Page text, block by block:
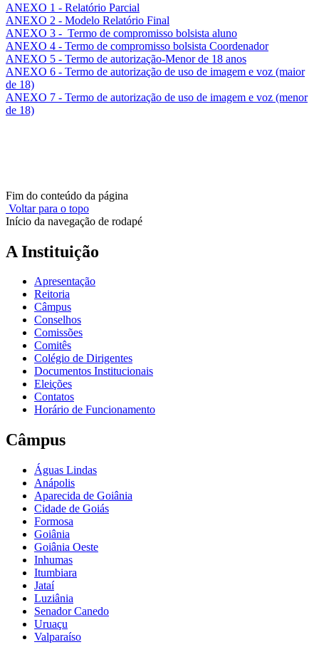
ANEXO 1 - Relatório Parcial
ANEXO 2 - Modelo Relatório Final
ANEXO 3 - Termo de compromisso bolsista aluno
ANEXO 4 - Termo de compromisso bolsista Coordenador
ANEXO 5 - Termo de autorização-Menor de 18 anos
ANEXO 6 - Termo de autorização de uso de imagem e voz (maior
de 18)
ANEXO 7 - Termo de autorização de uso de imagem e voz (menor
de 18)
Fim do conteúdo da página
Voltar para o topo
Início da navegação de rodapé
A Instituição
Apresentação
Reitoria
Câmpus
Conselhos
Comissões
Comitês
Colégio de Dirigentes
Documentos Institucionais
Eleições
Contatos
Horário de Funcionamento
Câmpus
Águas Lindas
Anápolis
Aparecida de Goiânia
Cidade de Goiás
Formosa
Goiânia
Goiânia Oeste
Inhumas
Itumbiara
Jataí
Luziânia
Senador Canedo
Uruaçu
Valparaíso